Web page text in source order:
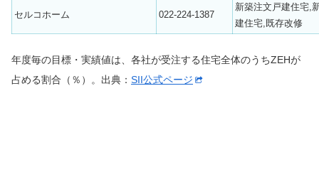
セルコホーム 022-224-1387
新築注文戸建住宅,
建住宅,既存改修
年度毎の目標・実績値は、各社が受注する住宅全体のうちZEHが
占める割合（％）。出典： SII公式ページ